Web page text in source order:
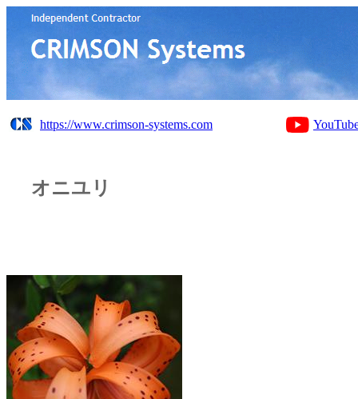
https://www.crimson-systems.com
オニユリ